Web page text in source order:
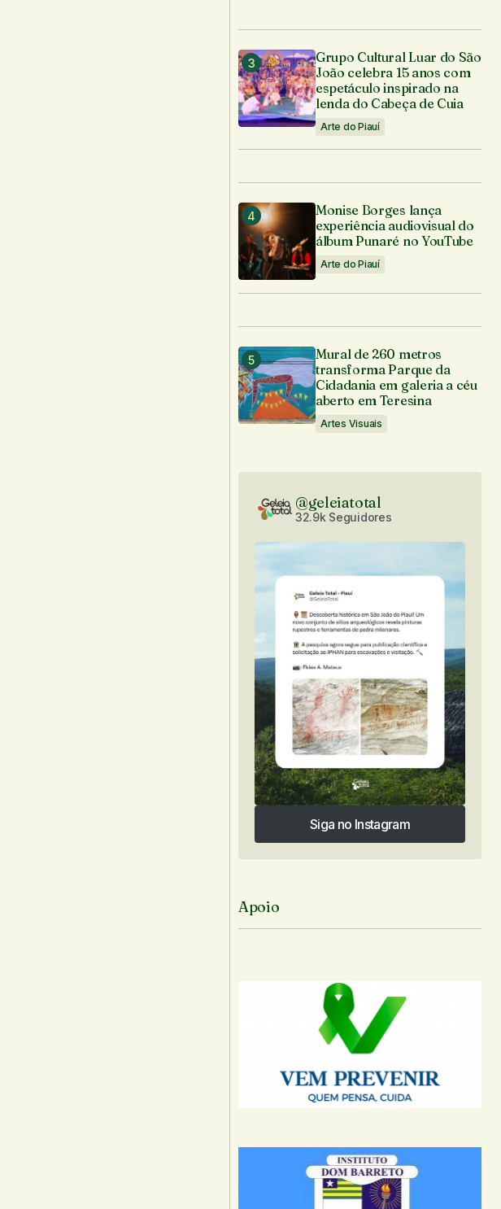
Grupo Cultural Luar do São
João celebra 15 anos com
espetáculo inspirado na
lenda do Cabeça de Cuia
Arte do Piauí
Monise Borges lança
experiência audiovisual do
álbum Punaré no YouTube
Arte do Piauí
Mural de 260 metros
transforma Parque da
Cidadania em galeria a céu
aberto em Teresina
Artes Visuais
@geleiatotal
32.9k Seguidores
Siga no Instagram
Siga no Instagram
Apoio